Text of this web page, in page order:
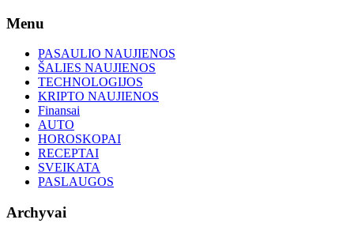
Skip
content
Menu
PASAULIO NAUJIENOS
ŠALIES NAUJIENOS
TECHNOLOGIJOS
KRIPTO NAUJIENOS
Finansai
AUTO
HOROSKOPAI
RECEPTAI
SVEIKATA
PASLAUGOS
Archyvai